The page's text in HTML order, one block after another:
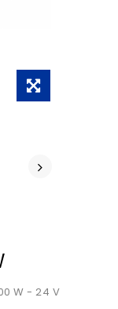
W - 24 V